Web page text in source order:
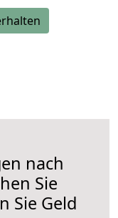
nach
Sie
Sie Geld